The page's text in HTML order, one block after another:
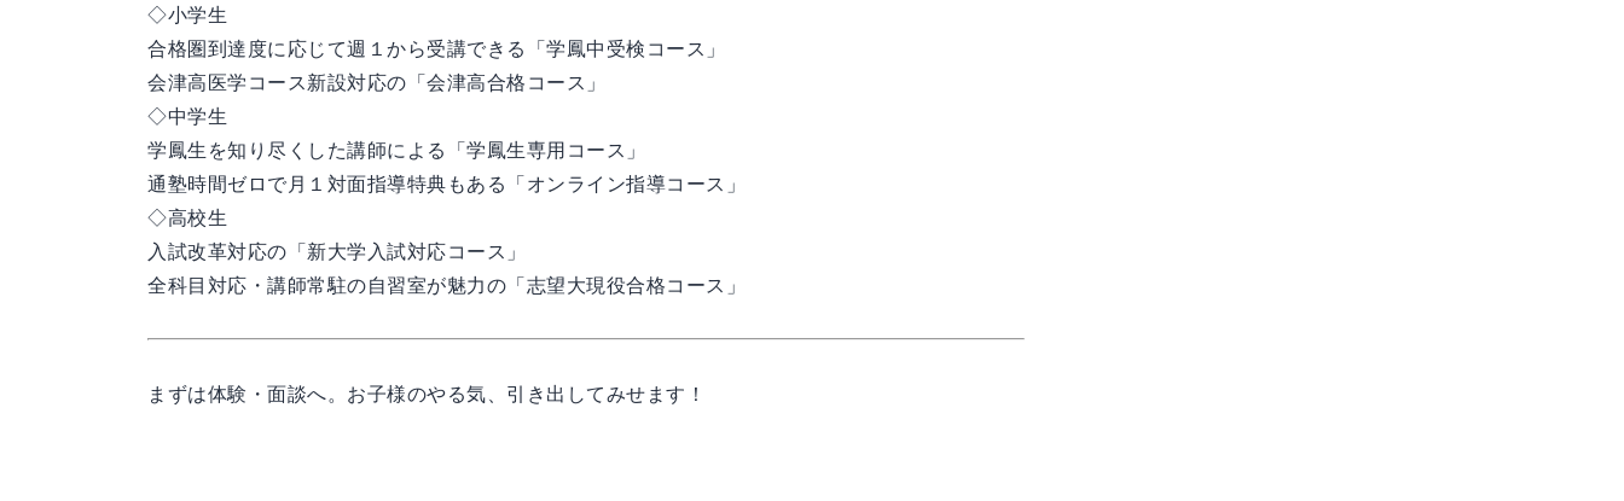
◇小学生
合格圏到達度に応じて週１から受講できる「学鳳中受検コース」
会津高医学コース新設対応の「会津高合格コース」
◇中学生
学鳳生を知り尽くした講師による「学鳳生専用コース」
通塾時間ゼロで月１対面指導特典もある「オンライン指導コース」
◇高校生
入試改革対応の「新大学入試対応コース」
全科目対応・講師常駐の自習室が魅力の「志望大現役合格コース」
まずは体験・面談へ。お子様のやる気、引き出してみせます！